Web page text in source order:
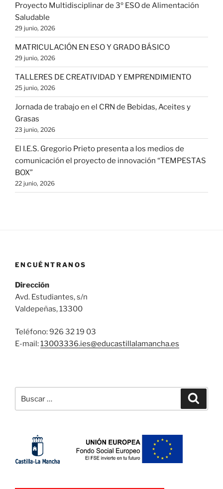
Proyecto Multidisciplinar de 3º ESO de Alimentación
Saludable
29 junio, 2026
MATRICULACIÓN EN ESO Y GRADO BÁSICO
29 junio, 2026
TALLERES DE CREATIVIDAD Y EMPRENDIMIENTO
25 junio, 2026
Jornada de trabajo en el CRN de Bebidas, Aceites y
Grasas
23 junio, 2026
El I.E.S. Gregorio Prieto presenta a los medios de
comunicación el proyecto de innovación “TEMPESTAS
BOX”
22 junio, 2026
ENCUÉNTRANOS
Dirección
Avd. Estudiantes, s/n
Valdepeñas, 13300
Teléfono: 926 32 19 03
E-mail:13003336.ies@educastillalamancha.es
por: